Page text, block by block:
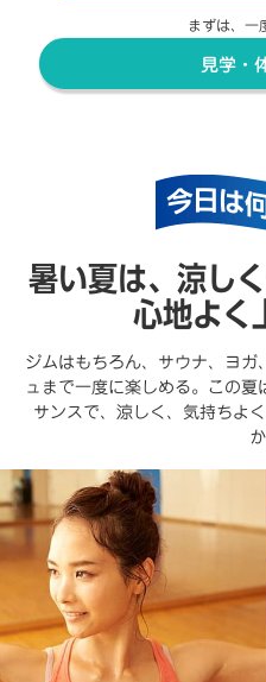
まずは、一
見学・
暑い夏は、涼し
心地よく
ジムはもちろん、サウナ、ヨ
ュまで一度に楽しめる。この
サンスで、涼しく、気持ちよ